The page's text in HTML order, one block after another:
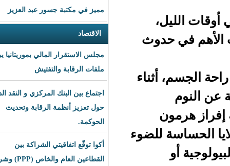
مميز في مكتبة جسور عبد العزيز
مجلس الاستقرار المالي بموريتانيا يبحث
ملفات الرقابة والتفتيش
اجتماع بين البنك المركزي و النقد الدولي
حول تعزيز أنظمة الرقابة وتحديث
الحوكمة.
أكوا توقّع اتفاقيتي الشراكة بين
القطاعين العام والخاص (PPP) وشراء
للضوء